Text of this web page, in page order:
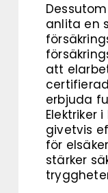
anlita en
att
erbjuda
Elektriker
givetvis
för
stärker